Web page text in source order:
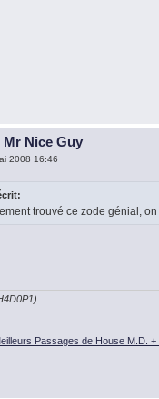
Mr Nice Guy
2008 16:46
trouvé ce zode génial,
Passages de House M.D.